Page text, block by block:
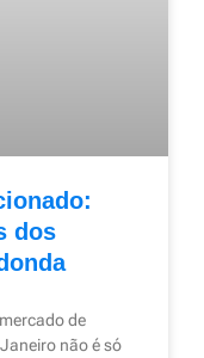
dos
de
não é só